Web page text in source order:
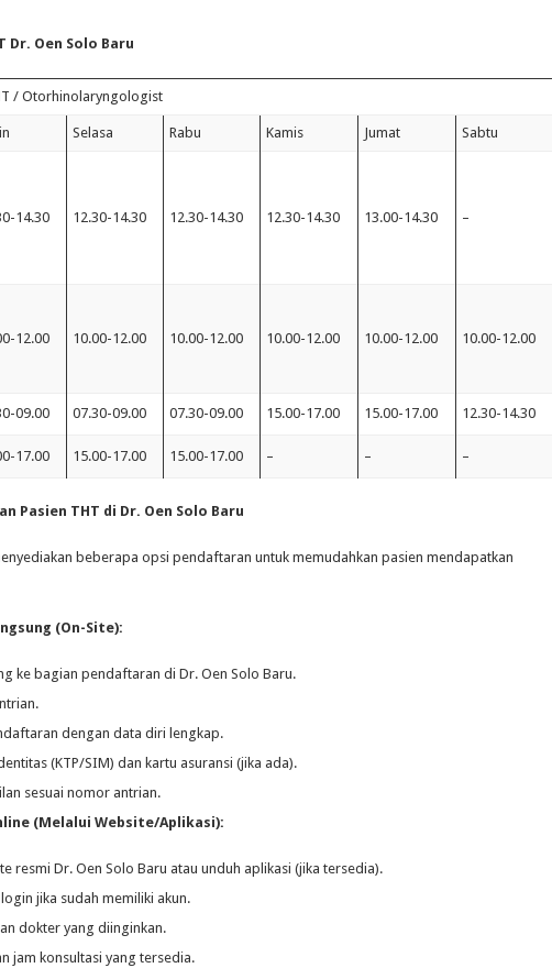
Dr. Oen Solo Baru
/ Otorhinolaryngologist
Selasa Rabu Kamis Jumat Sabtu
14.30 12.30-14.30 12.30-14.30 12.30-14.30 13.00-14.30 –
12.00 10.00-12.00 10.00-12.00 10.00-12.00 10.00-12.00 10.00-12.00
09.00 07.30-09.00 07.30-09.00 15.00-17.00 15.00-17.00 12.30-14.30
17.00 15.00-17.00 15.00-17.00 – – –
Pasien THT di Dr. Oen Solo Baru
beberapa opsi pendaftaran untuk memudahkan pasien mendapatkan
(On-Site):
ke bagian pendaftaran di Dr. Oen Solo Baru.
dengan data diri lengkap.
(KTP/SIM) dan kartu asuransi (jika ada).
sesuai nomor antrian.
(Melalui Website/Aplikasi):
resmi Dr. Oen Solo Baru atau unduh aplikasi (jika tersedia).
jika sudah memiliki akun.
dokter yang diinginkan.
jam konsultasi yang tersedia.